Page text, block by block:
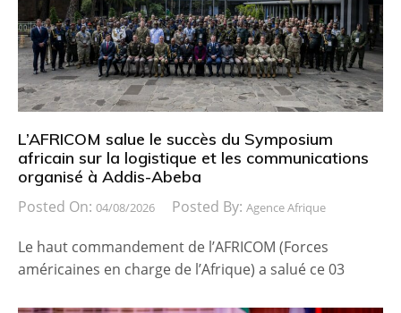
L’AFRICOM salue le succès du Symposium
africain sur la logistique et les communications
organisé à Addis-Abeba
Posted On: 04/08/2026 Posted By: Agence Afrique
Le haut commandement de l’AFRICOM (Forces
américaines en charge de l’Afrique) a salué ce 03